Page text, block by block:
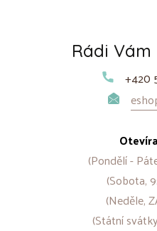
Rádi
+420
(Pondělí -
(Sobota,
(Neděle,
(Státní